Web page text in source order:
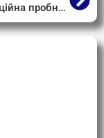
Кваліфікаційна пробна робота гр. 303